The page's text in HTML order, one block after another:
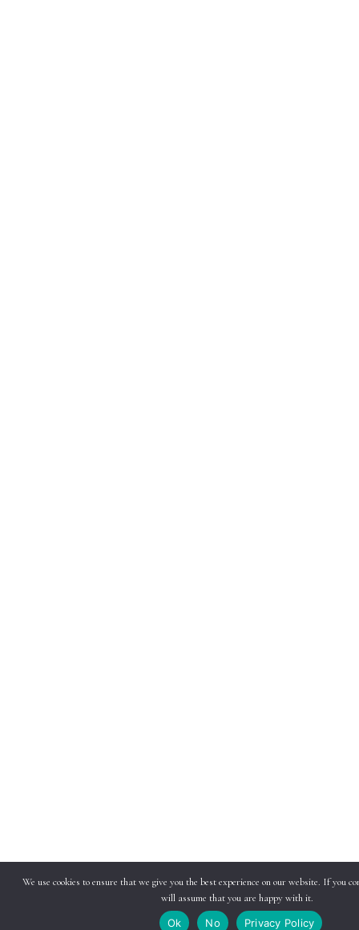
We use cookies to ensure that we give you the best experience on our website. If you
will assume that you are happy with it.
Ok
No Privacy Policy